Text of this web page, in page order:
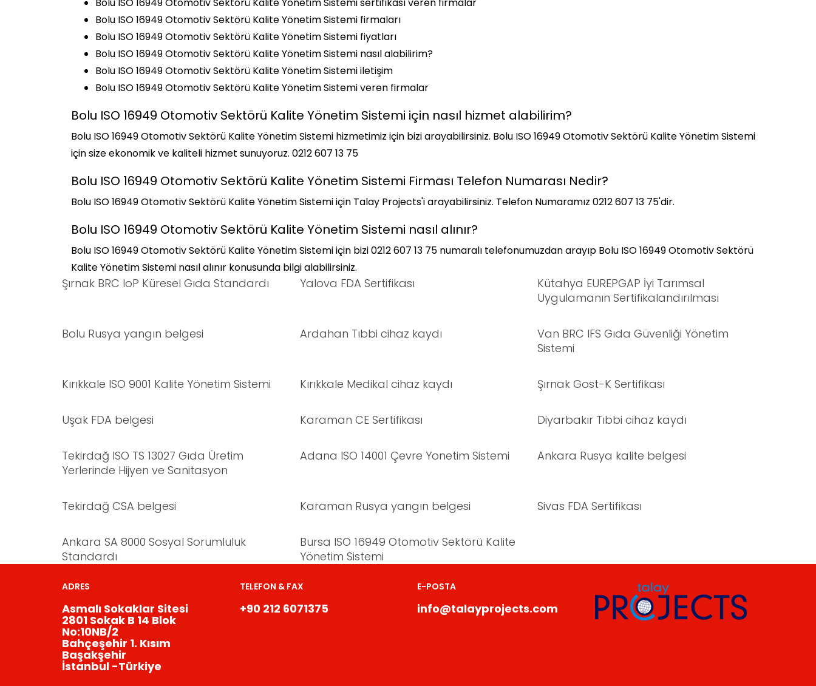
Bolu ISO 16949 Otomotiv Sektörü Kalite Yönetim Sistemi firmaları
Bolu ISO 16949 Otomotiv Sektörü Kalite Yönetim Sistemi fiyatları
Bolu ISO 16949 Otomotiv Sektörü Kalite Yönetim Sistemi nasıl alabilirim?
Bolu ISO 16949 Otomotiv Sektörü Kalite Yönetim Sistemi iletişim
Bolu ISO 16949 Otomotiv Sektörü Kalite Yönetim Sistemi veren firmalar
Bolu ISO 16949 Otomotiv Sektörü Kalite Yönetim Sistemi için nasıl hizmet alabilirim?
Bolu ISO 16949 Otomotiv Sektörü Kalite Yönetim Sistemi hizmetimiz için bizi arayabilirsiniz. Bolu ISO 16949 Otomotiv Sektörü Kalite Yönetim Sistemi
için size ekonomik ve kaliteli hizmet sunuyoruz. 0212 607 13 75
Bolu ISO 16949 Otomotiv Sektörü Kalite Yönetim Sistemi Firması Telefon Numarası Nedir?
Bolu ISO 16949 Otomotiv Sektörü Kalite Yönetim Sistemi için Talay Projects'i arayabilirsiniz. Telefon Numaramız 0212 607 13 75'dir.
Bolu ISO 16949 Otomotiv Sektörü Kalite Yönetim Sistemi nasıl alınır?
Bolu ISO 16949 Otomotiv Sektörü Kalite Yönetim Sistemi için bizi 0212 607 13 75 numaralı telefonumuzdan arayıp Bolu ISO 16949 Otomotiv Sektörü
Kalite Yönetim Sistemi nasıl alınır konusunda bilgi alabilirsiniz.
Şırnak BRC IoP Küresel Gıda Standardı Yalova FDA Sertifikası
Kütahya EUREPGAP İyi Tarımsal
Uygulamanın Sertifikalandırılması
Bolu Rusya yangın belgesi Ardahan Tıbbi cihaz kaydı
Van BRC IFS Gıda Güvenliği Yönetim
Sistemi
Kırıkkale ISO 9001 Kalite Yönetim Sistemi Kırıkkale Medikal cihaz kaydı Şırnak Gost-K Sertifikası
Uşak FDA belgesi Karaman CE Sertifikası Diyarbakır Tıbbi cihaz kaydı
Tekirdağ ISO TS 13027 Gıda Üretim
Yerlerinde Hijyen ve Sanitasyon
Adana ISO 14001 Çevre Yonetim Sistemi Ankara Rusya kalite belgesi
Tekirdağ CSA belgesi Karaman Rusya yangın belgesi Sivas FDA Sertifikası
Ankara SA 8000 Sosyal Sorumluluk
Standardı
Bursa ISO 16949 Otomotiv Sektörü Kalite
Yönetim Sistemi
ADRES
Asmalı Sokaklar Sitesi
2801 Sokak B 14 Blok
No:10NB/2
Bahçeşehir 1. Kısım
Başakşehir
İstanbul -Türkiye
TELEFON & FAX
+90 212 6071375
E-POSTA
info@talayprojects.com